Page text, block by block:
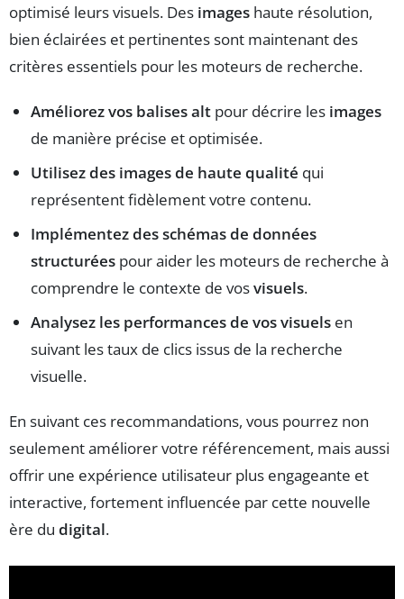
optimisé leurs visuels. Des images haute résolution,
bien éclairées et pertinentes sont maintenant des
critères essentiels pour les moteurs de recherche.
Améliorez vos balises alt pour décrire les images
de manière précise et optimisée.
Utilisez des images de haute qualité qui
représentent fidèlement votre contenu.
Implémentez des schémas de données
structurées pour aider les moteurs de recherche à
comprendre le contexte de vosvisuels.
Analysez les performances de vos visuels en
suivant les taux de clics issus de la recherche
visuelle.
En suivant ces recommandations, vous pourrez non
seulement améliorer votre référencement, mais aussi
offrir une expérience utilisateur plus engageante et
interactive, fortement influencée par cette nouvelle
ère du digital.